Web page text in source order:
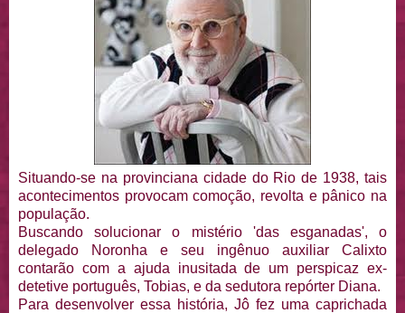
Situando-se na provinciana cidade do Rio de 1938, tais
acontecimentos provocam comoção, revolta e pânico na
população.
Buscando solucionar o mistério 'das esganadas', o
delegado Noronha e seu ingênuo auxiliar Calixto
contarão com a ajuda inusitada de um perspicaz ex-
detetive português, Tobias, e da sedutora repórter Diana.
Para desenvolver essa história, Jô fez uma caprichada